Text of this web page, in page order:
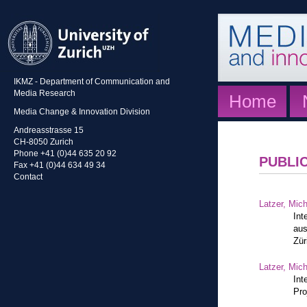
IKMZ - Department of Communication and
Media Research
Media Change & Innovation Division
Andreasstrasse 15
CH-8050 Zurich
Phone +41 (0)44 635 20 92
Fax +41 (0)44 634 49 34
Contact
Home
Latzer,
Latzer,